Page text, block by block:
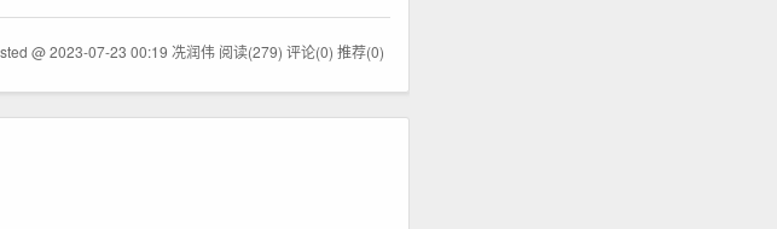
@ 2023-07-23 00:19 冼润伟 阅读(279) 评论(0) 推荐(0)